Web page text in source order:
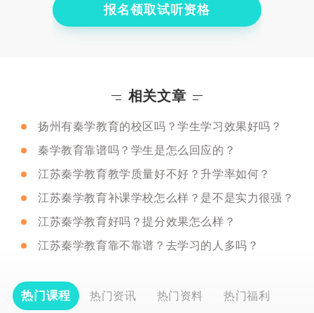
报名领取试听资格
相关文章
扬州有秦学教育的校区吗？学生学习效果好吗？
秦学教育靠谱吗？学生是怎么回应的？
江苏秦学教育教学质量好不好？升学率如何？
江苏秦学教育补课学校怎么样？是不是实力很强？
江苏秦学教育好吗？提分效果怎么样？
江苏秦学教育靠不靠谱？去学习的人多吗？
热门课程 热门资讯 热门资料 热门福利